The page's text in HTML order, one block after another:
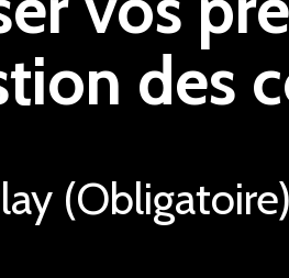
des
(Obligatoire)